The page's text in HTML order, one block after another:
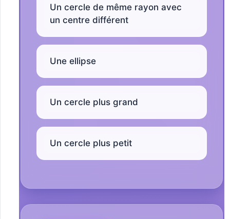
Un cercle de même rayon avec
un centre différent
Une ellipse
Un cercle plus grand
Un cercle plus petit